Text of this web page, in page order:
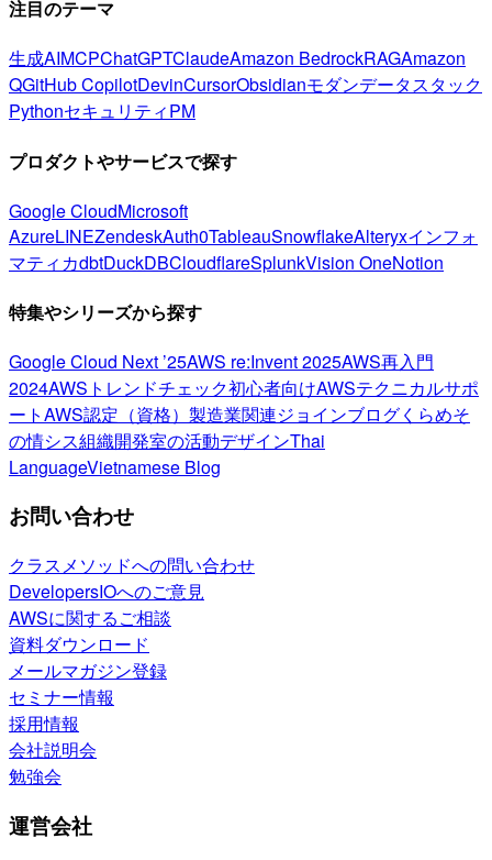
注目のテーマ
生成AIMCPChatGPTClaudeAmazon BedrockRAGAmazon
QGitHub CopilotDevinCursorObsidianモダンデータスタック
PythonセキュリティPM
プロダクトやサービスで探す
Google CloudMicrosoft
AzureLINEZendeskAuth0TableauSnowflakeAlteryxインフォ
マティカdbtDuckDBCloudflareSplunkVision OneNotion
特集やシリーズから探す
Google Cloud Next ’25AWS re:Invent 2025AWS再入門
2024AWSトレンドチェック初心者向けAWSテクニカルサポ
ートAWS認定（資格） 製造業関連ジョインブログくらめそ
の情シス組織開発室の活動デザインThai
LanguageVietnamese Blog
お問い合わせ
クラスメソッドへの問い合わせ
DevelopersIOへのご意見
AWSに関するご相談
資料ダウンロード
メールマガジン登録
セミナー情報
採用情報
会社説明会
勉強会
運営会社